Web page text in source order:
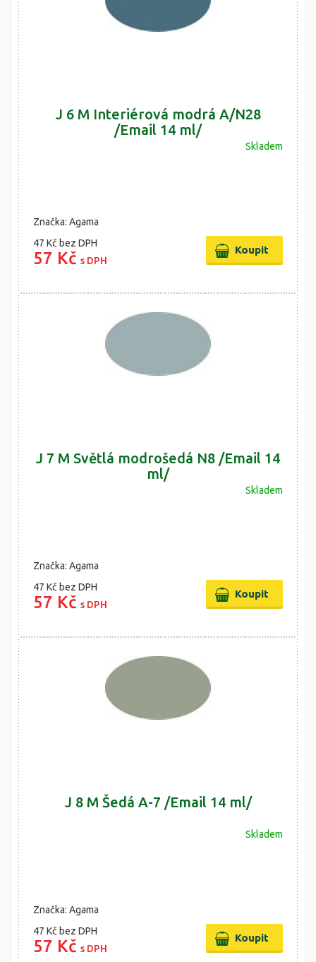
J 6 M Interiérová modrá A/N28
/Email 14 ml/
Skladem
Značka: Agama
47 Kč bez DPH
57 Kč s DPH
J 7 M Světlá modrošedá N8 /Email 14
ml/
Skladem
Značka: Agama
47 Kč bez DPH
57 Kč s DPH
J 8 M Šedá A-7 /Email 14 ml/
Skladem
Značka: Agama
47 Kč bez DPH
57 Kč s DPH